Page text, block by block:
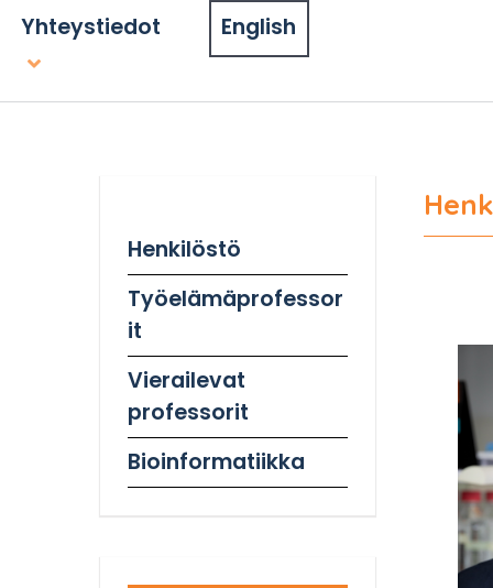
Yhteystiedot English
Henkilöstö
Työelämäprofessor
it
Vierailevat
professorit
Bioinformatiikka